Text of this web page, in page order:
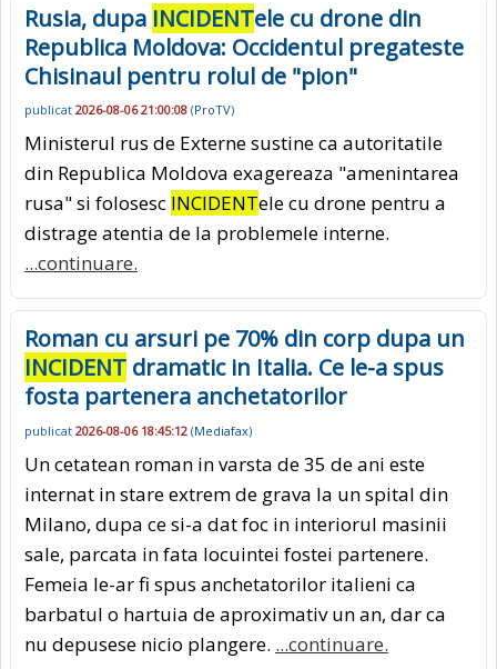
Rusia, dupa INCIDENTele cu drone din
Republica Moldova: Occidentul pregateste
Chisinaul pentru rolul de "pion"
publicat 2026-08-06 21:00:08 (ProTV)
Ministerul rus de Externe sustine ca autoritatile
din Republica Moldova exagereaza "amenintarea
rusa" si folosesc INCIDENTele cu drone pentru a
distrage atentia de la problemele interne.
...continuare.
Roman cu arsuri pe 70% din corp dupa un
INCIDENT dramatic in Italia. Ce le-a spus
fosta partenera anchetatorilor
publicat 2026-08-06 18:45:12 (Mediafax)
Un cetatean roman in varsta de 35 de ani este
internat in stare extrem de grava la un spital din
Milano, dupa ce si-a dat foc in interiorul masinii
sale, parcata in fata locuintei fostei partenere.
Femeia le-ar fi spus anchetatorilor italieni ca
barbatul o hartuia de aproximativ un an, dar ca
nu depusese nicio plangere. ...continuare.